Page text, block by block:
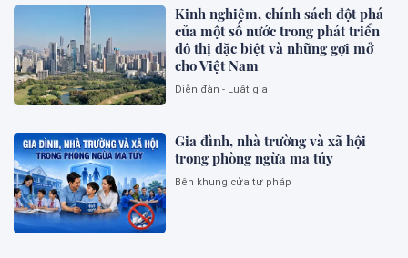
Kinh nghiệm, chính sách đột phá
của một số nước trong phát triển
đô thị đặc biệt và những gợi mở
cho Việt Nam
Diễn đàn - Luật gia
Gia đình, nhà trường và xã hội
trong phòng ngừa ma túy
Bên khung cửa tư pháp